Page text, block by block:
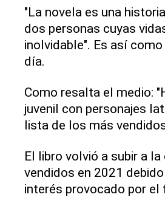
"La novela es una
dos personas cuyas
inolvidable". Es así
día.
Como resalta el medio:
juvenil con personajes
lista de los más
El libro volvió a subir a
vendidos en 2021
interés provocado por